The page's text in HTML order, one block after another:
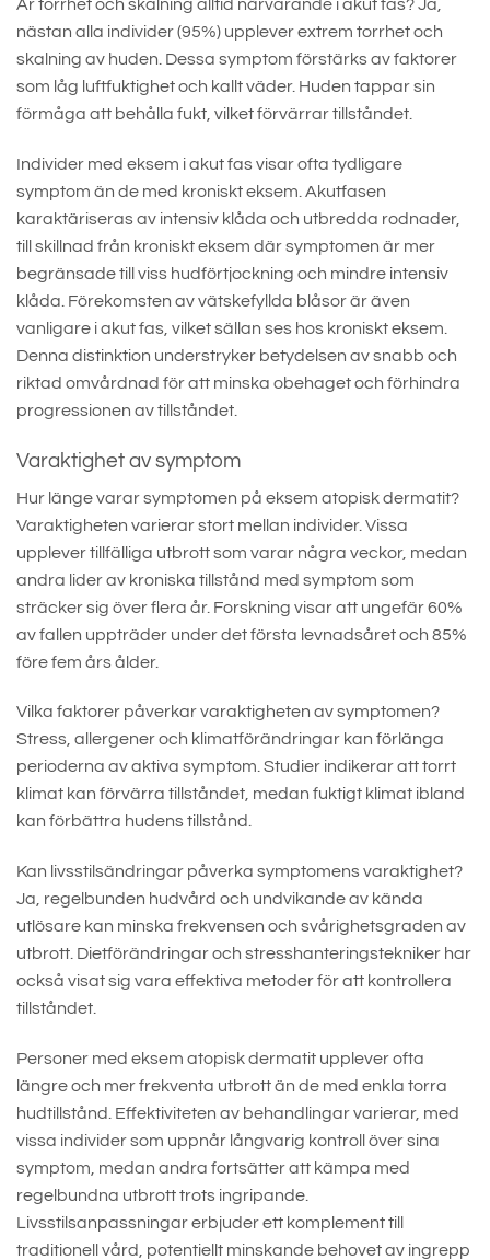
Är torrhet och skalning alltid närvarande i akut fas? Ja,
nästan alla individer (95%) upplever extrem torrhet och
skalning av huden. Dessa symptom förstärks av faktorer
som låg luftfuktighet och kallt väder. Huden tappar sin
förmåga att behålla fukt, vilket förvärrar tillståndet.
Individer med eksem i akut fas visar ofta tydligare
symptom än de med kroniskt eksem. Akutfasen
karaktäriseras av intensiv klåda och utbredda rodnader,
till skillnad från kroniskt eksem där symptomen är mer
begränsade till viss hudförtjockning och mindre intensiv
klåda. Förekomsten av vätskefyllda blåsor är även
vanligare i akut fas, vilket sällan ses hos kroniskt eksem.
Denna distinktion understryker betydelsen av snabb och
riktad omvårdnad för att minska obehaget och förhindra
progressionen av tillståndet.
Varaktighet av symptom
Hur länge varar symptomen på eksem atopisk dermatit?
Varaktigheten varierar stort mellan individer. Vissa
upplever tillfälliga utbrott som varar några veckor, medan
andra lider av kroniska tillstånd med symptom som
sträcker sig över flera år. Forskning visar att ungefär 60%
av fallen uppträder under det första levnadsåret och 85%
före fem års ålder.
Vilka faktorer påverkar varaktigheten av symptomen?
Stress, allergener och klimatförändringar kan förlänga
perioderna av aktiva symptom. Studier indikerar att torrt
klimat kan förvärra tillståndet, medan fuktigt klimat ibland
kan förbättra hudens tillstånd.
Kan livsstilsändringar påverka symptomens varaktighet?
Ja, regelbunden hudvård och undvikande av kända
utlösare kan minska frekvensen och svårighetsgraden av
utbrott. Dietförändringar och stresshanteringstekniker har
också visat sig vara effektiva metoder för att kontrollera
tillståndet.
Personer med eksem atopisk dermatit upplever ofta
längre och mer frekventa utbrott än de med enkla torra
hudtillstånd. Effektiviteten av behandlingar varierar, med
vissa individer som uppnår långvarig kontroll över sina
symptom, medan andra fortsätter att kämpa med
regelbundna utbrott trots ingripande.
Livsstilsanpassningar erbjuder ett komplement till
traditionell vård, potentiellt minskande behovet av ingrepp